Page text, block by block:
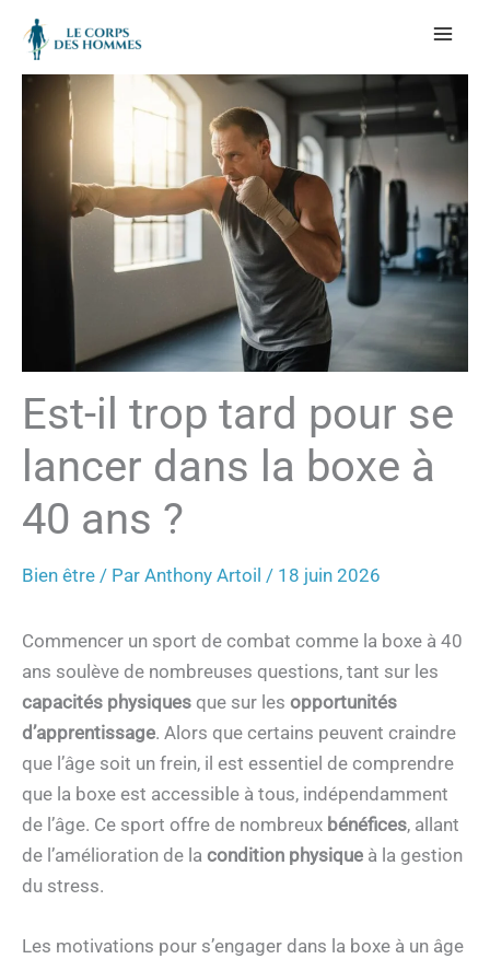
Aller
contenu
Est-il trop tard pour se
lancer dans la boxe à
40 ans ?
Bien être / Par Anthony Artoil / 18 juin 2026
Commencer un sport de combat comme la boxe à 40
ans soulève de nombreuses questions, tant sur les
capacités physiques que sur les opportunités
d’apprentissage. Alors que certains peuvent craindre
que l’âge soit un frein, il est essentiel de comprendre
que la boxe est accessible à tous, indépendamment
de l’âge. Ce sport offre de nombreux bénéfices, allant
de l’amélioration de la condition physique à la gestion
du stress.
Les motivations pour s’engager dans la boxe à un âge